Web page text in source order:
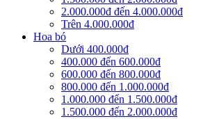
2.000.000đ đến 4.000.000đ
Trên 4.000.000đ
Hoa bó
Dưới 400.000đ
400.000 đến 600.000đ
600.000 đến 800.000đ
800.000 đến 1.000.000đ
1.000.000 đến 1.500.000đ
1.500.000 đến 2.000.000đ